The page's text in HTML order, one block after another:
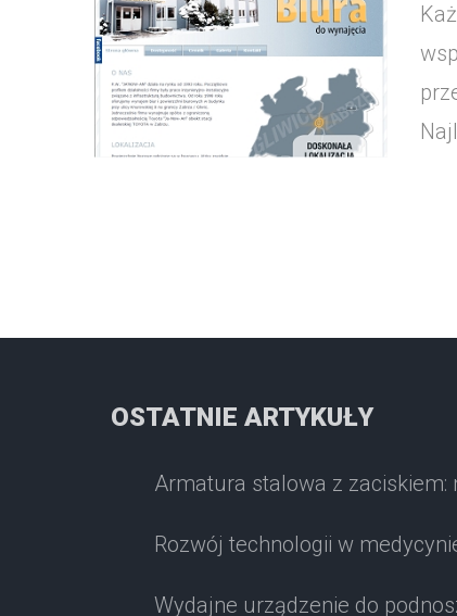
OSTATNIE ARTYKUŁY
Armatura stalowa z zaciskiem:
Rozwój technologii w
Wydajne urządzenie do